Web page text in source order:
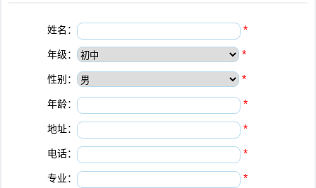
姓名： *
年级： *
性别： *
年龄： *
地址： *
电话： *
专业： *